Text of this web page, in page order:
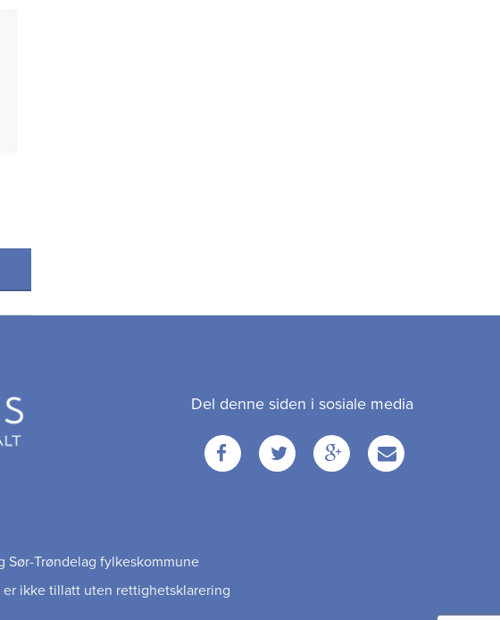
Del denne siden i sosiale media
Sør-Trøndelag fylkeskommune
ikke tillatt uten rettighetsklarering